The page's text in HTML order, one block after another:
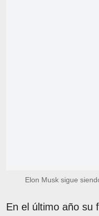
Elon Musk sigue
En el último año su